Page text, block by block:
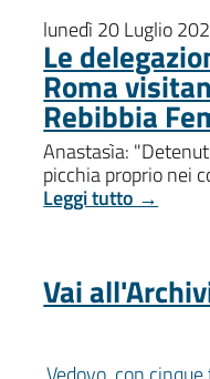
lunedì 20 Luglio
Le
Roma
Rebibbia
Anastasìa:
picchia proprio nei
Leggi tutto →
Vai